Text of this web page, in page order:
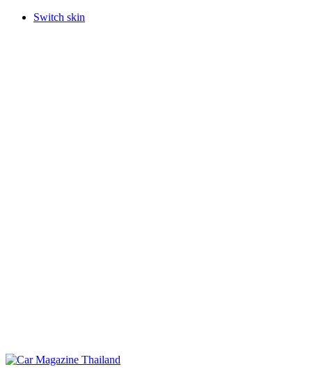
Switch skin